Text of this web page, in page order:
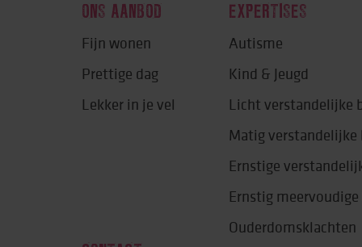
ONS AANBOD
Fijn wonen
Prettige dag
Lekker in je vel
EXPERTISES
Autisme
Kind & Jeugd
Licht verstandelijke
Matig verstandelijke
Ernstige
Ernstig
Ouderdomsklachten